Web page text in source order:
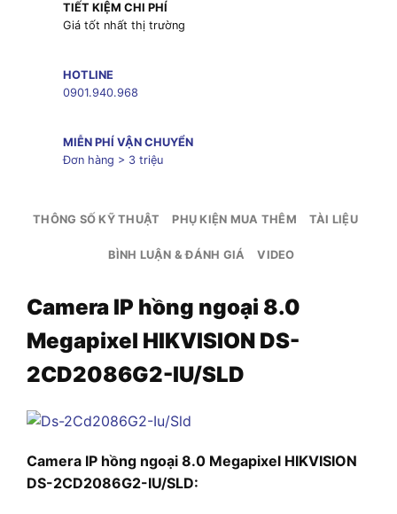
TIẾT KIỆM CHI PHÍ
Giá tốt nhất thị trường
HOTLINE
0901.940.968
MIỄN PHÍ VẬN CHUYỂN
Đơn hàng > 3 triệu
THÔNG SỐ KỸ THUẬT PHỤ KIỆN MUA THÊM TÀI LIỆU
BÌNH LUẬN & ĐÁNH GIÁ VIDEO
Camera IP hồng ngoại 8.0
Megapixel HIKVISION DS-
2CD2086G2-IU/SLD
Camera IP hồng ngoại 8.0 Megapixel HIKVISION
DS-2CD2086G2-IU/SLD: